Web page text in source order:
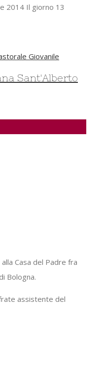
2014 Il giorno 13
Sant'Alberto
Casa del Padre fra
Bologna.
assistente del